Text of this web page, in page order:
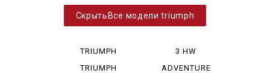
Все модели triumph
TRIUMPH
BONNEVIL...
TRIUMPH
3 HW
ADVENTURE